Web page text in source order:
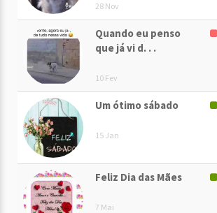
28 Nov
Quando eu penso
que já vi d. . .
10 Fev
Um ótimo sábado
15 Jan
Feliz Dia das Mães
7 Mai